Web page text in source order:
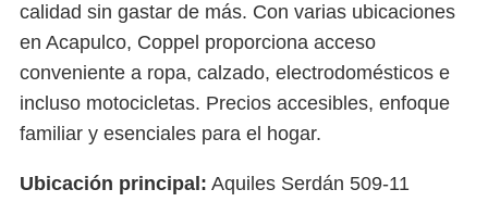
calidad sin gastar de más. Con varias ubicaciones
en Acapulco, Coppel proporciona acceso
conveniente a ropa, calzado, electrodomésticos e
incluso motocicletas. Precios accesibles, enfoque
familiar y esenciales para el hogar.
Ubicación principal: Aquiles Serdán 509-11